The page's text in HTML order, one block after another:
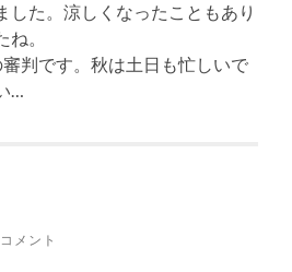
した。涼しくなったこともあり
。
判です。秋は土日も忙しいで
…
メント